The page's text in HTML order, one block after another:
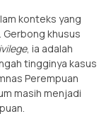
konteks yang
khusus
, ia adalah
tingginya kasus
Perempuan
masih menjadi